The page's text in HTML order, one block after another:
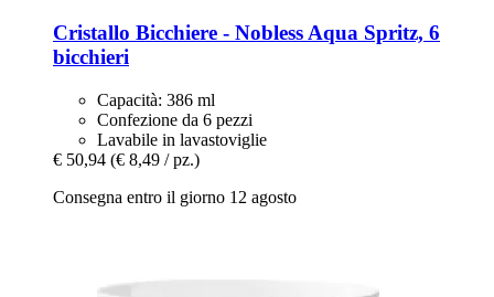
Cristallo Bicchiere -​ Nobless Aqua Spritz, 6
bicchieri
Capacità: 386 ml
Confezione da 6 pezzi
Lavabile in lavastoviglie
€ 50,94 (€ 8,49 / pz.)
Consegna entro il giorno 12 agosto